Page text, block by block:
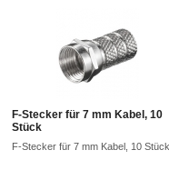
F-Stecker für 7 mm Kabel, 10
Stück
F-Stecker für 7 mm Kabel, 10 Stück